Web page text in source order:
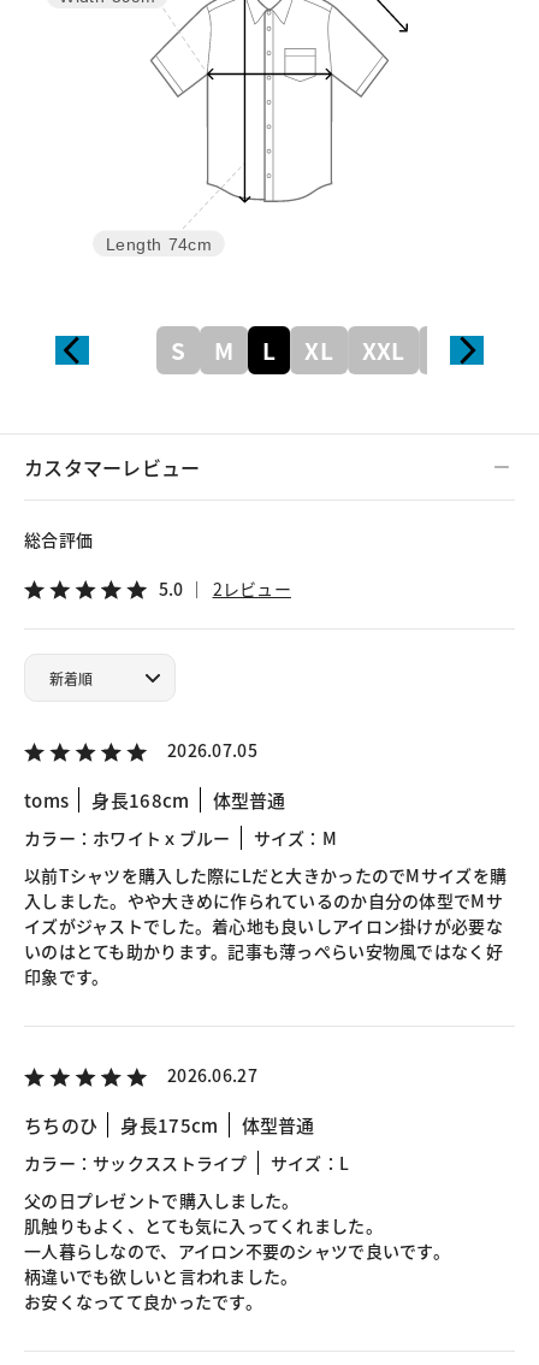
Length 74cm
S M L XL XXL XXXL
カスタマーレビュー
総合評価
5.0 2レビュー
2026.07.05
toms 身長168cm 体型普通
カラー：ホワイトｘブルー
サイズ：M
以前Tシャツを購入した際にLだと大きかったのでMサイズを購
入しました。やや大きめに作られているのか自分の体型でMサ
イズがジャストでした。着心地も良いしアイロン掛けが必要な
いのはとても助かります。記事も薄っぺらい安物風ではなく好
印象です。
2026.06.27
ちちのひ 身長175cm 体型普通
カラー：サックスストライプ
サイズ：L
父の日プレゼントで購入しました。
肌触りもよく、とても気に入ってくれました。
一人暮らしなので、アイロン不要のシャツで良いです。
柄違いでも欲しいと言われました。
お安くなってて良かったです。